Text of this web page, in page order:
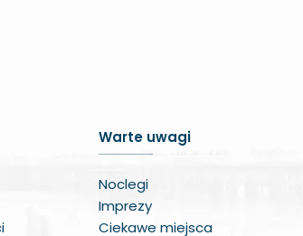
Warte uwagi
Noclegi
Imprezy
Ciekawe miejsca